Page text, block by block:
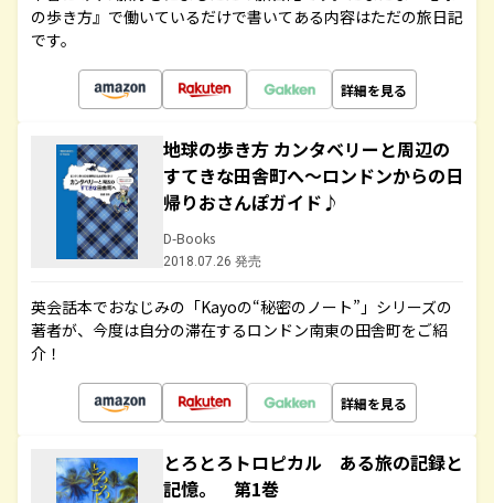
の歩き方』で働いているだけで書いてある内容はただの旅日記
です。
詳細を見る
地球の歩き方 カンタベリーと周辺の
すてきな田舎町へ～ロンドンからの日
帰りおさんぽガイド♪
D-Books
2018.07.26 発売
英会話本でおなじみの「Kayoの“秘密のノート”」シリーズの
著者が、今度は自分の滞在するロンドン南東の田舎町をご紹
介！
詳細を見る
とろとろトロピカル ある旅の記録と
記憶。 第1巻